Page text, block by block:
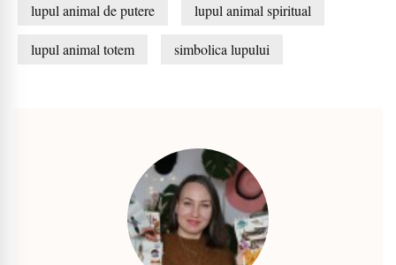
lupul animal de putere lupul animal spiritual
lupul animal totem simbolica lupului